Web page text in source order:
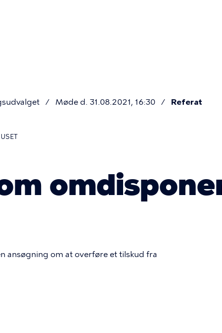
Møde d. 31.08.2021, 16:30 Referat
ansøgning om at overføre et tilskud fra